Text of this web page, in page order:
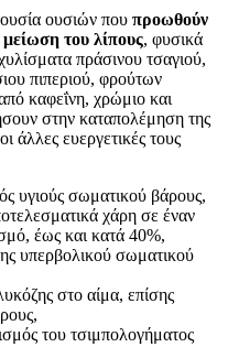
ουσιών που προωθούν
του λίπους, φυσικά
πράσινου τσαγιού,
πιπεριού, φρούτων
καφεΐνη, χρώμιο και
στην καταπολέμηση της
άλλες ευεργετικές τους
υγιούς σωματικού βάρους,
χάρη σε έναν
έως και κατά 40%,
υπερβολικού σωματικού
στο αίμα, επίσης
του τσιμπολογήματος